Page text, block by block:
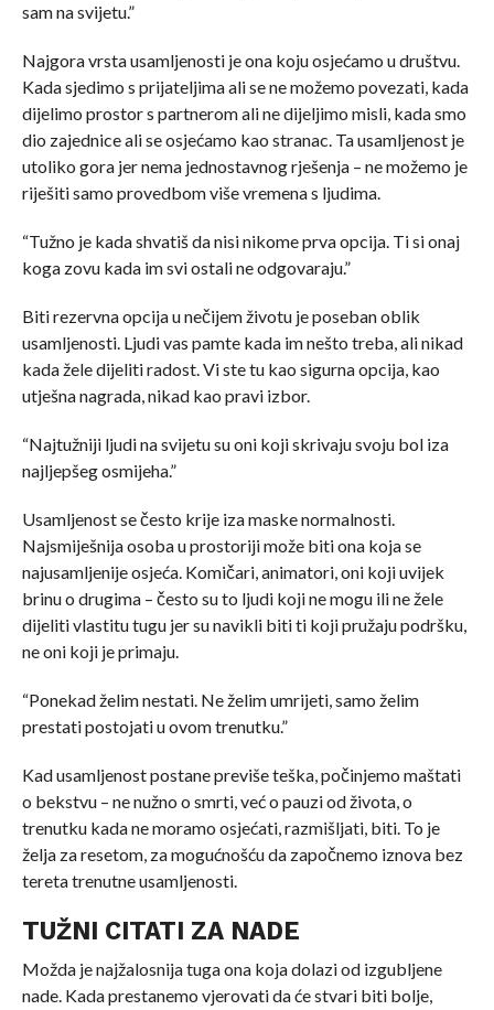
sam na svijetu.”
Najgora vrsta usamljenosti je ona koju osjećamo u društvu.
Kada sjedimo s prijateljima ali se ne možemo povezati, kada
dijelimo prostor s partnerom ali ne dijeljimo misli, kada smo
dio zajednice ali se osjećamo kao stranac. Ta usamljenost je
utoliko gora jer nema jednostavnog rješenja – ne možemo je
riješiti samo provedbom više vremena s ljudima.
“Tužno je kada shvatiš da nisi nikome prva opcija. Ti si onaj
koga zovu kada im svi ostali ne odgovaraju.”
Biti rezervna opcija u nečijem životu je poseban oblik
usamljenosti. Ljudi vas pamte kada im nešto treba, ali nikad
kada žele dijeliti radost. Vi ste tu kao sigurna opcija, kao
utješna nagrada, nikad kao pravi izbor.
“Najtužniji ljudi na svijetu su oni koji skrivaju svoju bol iza
najljepšeg osmijeha.”
Usamljenost se često krije iza maske normalnosti.
Najsmiješnija osoba u prostoriji može biti ona koja se
najusamljenije osjeća. Komičari, animatori, oni koji uvijek
brinu o drugima – često su to ljudi koji ne mogu ili ne žele
dijeliti vlastitu tugu jer su navikli biti ti koji pružaju podršku,
ne oni koji je primaju.
“Ponekad želim nestati. Ne želim umrijeti, samo želim
prestati postojati u ovom trenutku.”
Kad usamljenost postane previše teška, počinjemo maštati
o bekstvu – ne nužno o smrti, već o pauzi od života, o
trenutku kada ne moramo osjećati, razmišljati, biti. To je
želja za resetom, za mogućnošću da započnemo iznova bez
tereta trenutne usamljenosti.
TUŽNI CITATI ZA NADE
Možda je najžalosnija tuga ona koja dolazi od izgubljene
nade. Kada prestanemo vjerovati da će stvari biti bolje,